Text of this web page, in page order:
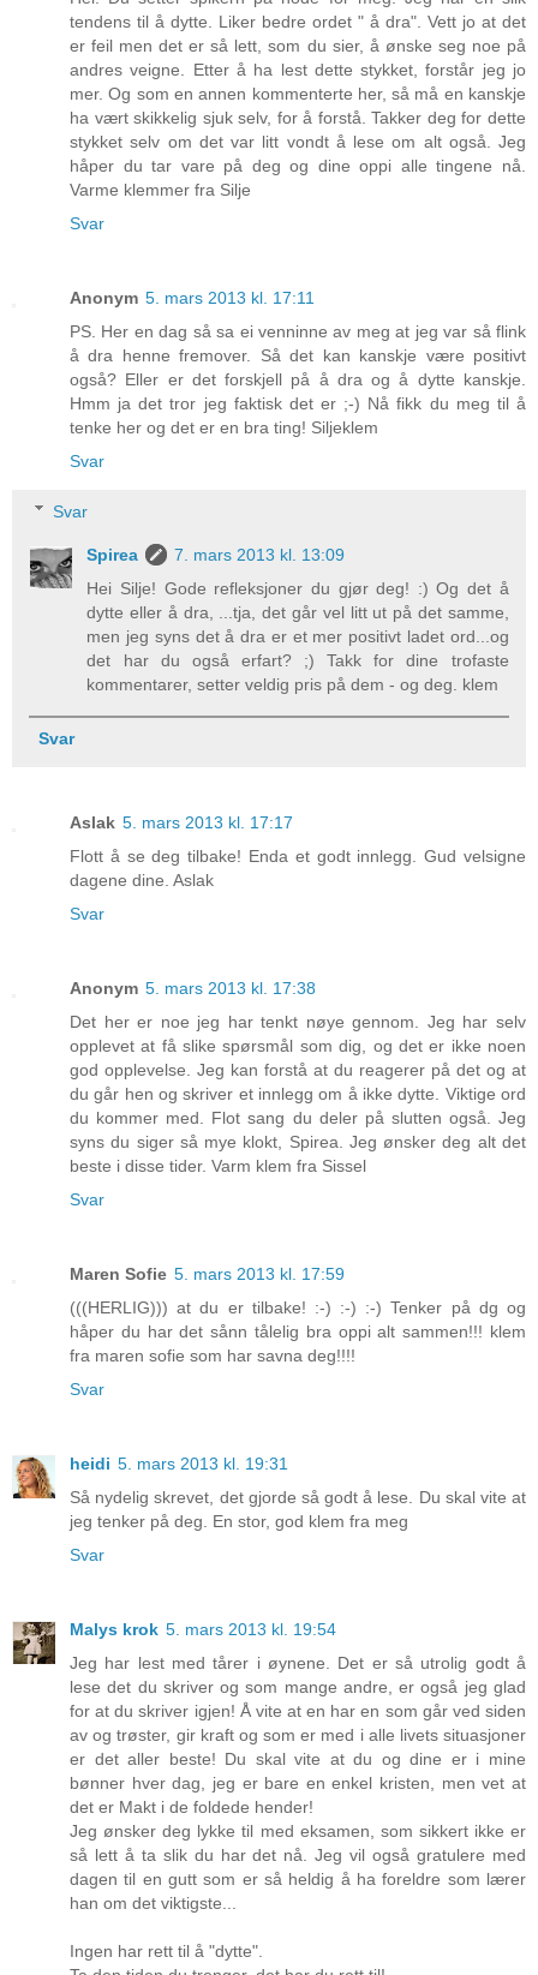
tendens til å dytte. Liker bedre ordet " å dra". Vett jo at det
er feil men det er så lett, som du sier, å ønske seg noe på
andres veigne. Etter å ha lest dette stykket, forstår jeg jo
mer. Og som en annen kommenterte her, så må en kanskje
ha vært skikkelig sjuk selv, for å forstå. Takker deg for dette
stykket selv om det var litt vondt å lese om alt også. Jeg
håper du tar vare på deg og dine oppi alle tingene nå.
Varme klemmer fra Silje
Svar
Anonym 5. mars 2013 kl. 17:11
PS. Her en dag så sa ei venninne av meg at jeg var så flink
å dra henne fremover. Så det kan kanskje være positivt
også? Eller er det forskjell på å dra og å dytte kanskje.
Hmm ja det tror jeg faktisk det er ;-) Nå fikk du meg til å
tenke her og det er en bra ting! Siljeklem
Svar
Svar
Spirea
7. mars 2013 kl. 13:09
Hei Silje! Gode refleksjoner du gjør deg! :) Og det å
dytte eller å dra, ...tja, det går vel litt ut på det samme,
men jeg syns det å dra er et mer positivt ladet ord...og
det har du også erfart? ;) Takk for dine trofaste
kommentarer, setter veldig pris på dem - og deg. klem
Svar
Aslak 5. mars 2013 kl. 17:17
Flott å se deg tilbake! Enda et godt innlegg. Gud velsigne
dagene dine. Aslak
Svar
Anonym 5. mars 2013 kl. 17:38
Det her er noe jeg har tenkt nøye gennom. Jeg har selv
opplevet at få slike spørsmål som dig, og det er ikke noen
god opplevelse. Jeg kan forstå at du reagerer på det og at
du går hen og skriver et innlegg om å ikke dytte. Viktige ord
du kommer med. Flot sang du deler på slutten også. Jeg
syns du siger så mye klokt, Spirea. Jeg ønsker deg alt det
beste i disse tider. Varm klem fra Sissel
Svar
Maren Sofie 5. mars 2013 kl. 17:59
(((HERLIG))) at du er tilbake! :-) :-) :-) Tenker på dg og
håper du har det sånn tålelig bra oppi alt sammen!!! klem
fra maren sofie som har savna deg!!!!
Svar
heidi 5. mars 2013 kl. 19:31
Så nydelig skrevet, det gjorde så godt å lese. Du skal vite at
jeg tenker på deg. En stor, god klem fra meg
Svar
Malys krok 5. mars 2013 kl. 19:54
Jeg har lest med tårer i øynene. Det er så utrolig godt å
lese det du skriver og som mange andre, er også jeg glad
for at du skriver igjen! Å vite at en har en som går ved siden
av og trøster, gir kraft og som er med i alle livets situasjoner
er det aller beste! Du skal vite at du og dine er i mine
bønner hver dag, jeg er bare en enkel kristen, men vet at
det er Makt i de foldede hender!
Jeg ønsker deg lykke til med eksamen, som sikkert ikke er
så lett å ta slik du har det nå. Jeg vil også gratulere med
dagen til en gutt som er så heldig å ha foreldre som lærer
han om det viktigste...
Ingen har rett til å "dytte".